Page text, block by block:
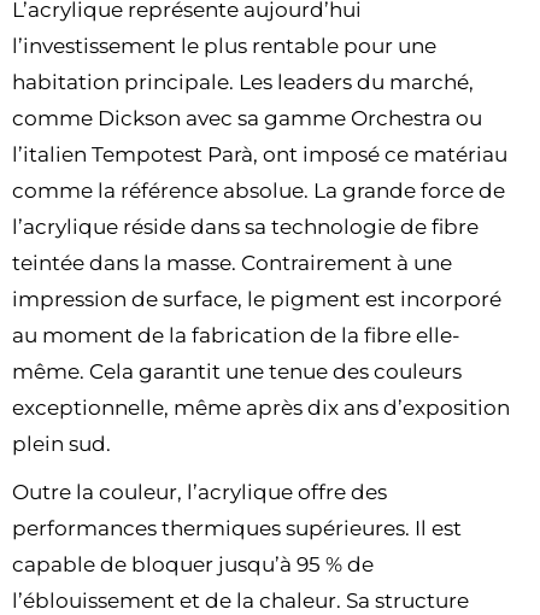
L’acrylique représente aujourd’hui
l’investissement le plus rentable pour une
habitation principale. Les leaders du marché,
comme Dickson avec sa gamme Orchestra ou
l’italien Tempotest Parà, ont imposé ce matériau
comme la référence absolue. La grande force de
l’acrylique réside dans sa technologie de fibre
teintée dans la masse. Contrairement à une
impression de surface, le pigment est incorporé
au moment de la fabrication de la fibre elle-
même. Cela garantit une tenue des couleurs
exceptionnelle, même après dix ans d’exposition
plein sud.
Outre la couleur, l’acrylique offre des
performances thermiques supérieures. Il est
capable de bloquer jusqu’à 95 % de
l’éblouissement et de la chaleur. Sa structure